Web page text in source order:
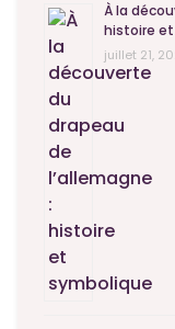
À la
histoire
juillet 21,